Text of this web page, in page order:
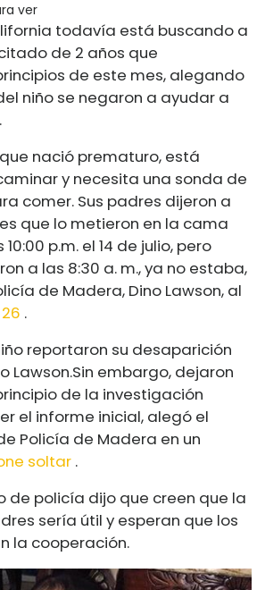
ver
todavía está buscando a
de 2 años que
de este mes, alegando
niño se negaron a ayudar a
nació prematuro, está
y necesita una sonda de
comer. Sus padres dijeron a
que lo metieron en la cama
p.m. el 14 de julio, pero
a las 8:30 a. m., ya no estaba,
de Madera, Dino Lawson, al
.
reportaron su desaparición
Lawson.Sin embargo, dejaron
de la investigación
el informe inicial, alegó el
Policía de Madera en un
soltar .
de policía dijo que creen que la
sería útil y esperan que los
la cooperación.